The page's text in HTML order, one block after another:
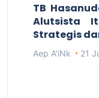
TB
Alutsista
Strategis
Aep A'iNk 21